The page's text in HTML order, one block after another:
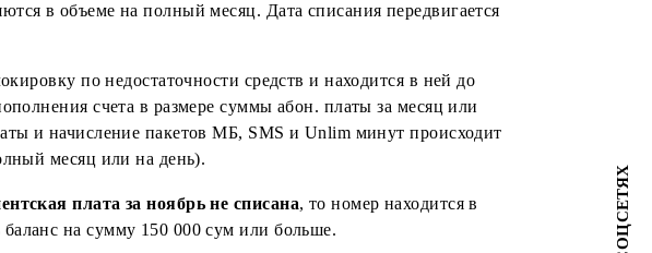
наличия на счету абонента суммы достаточной для списания
в объеме на полный месяц. Дата списания передвигается
в блокировку по недостаточности средств и находится в ней до
После пополнения счета в размере суммы абон. платы за месяц или
платы и начисление пакетов МБ, SMS и Unlim минут происходит